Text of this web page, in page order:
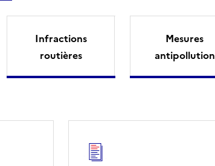
Infractions
routières
Mesures
antipollution